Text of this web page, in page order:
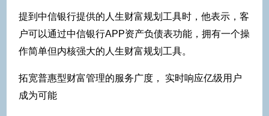
提到中信银行提供的人生财富规划工具时，他表示，客
户可以通过中信银行APP资产负债表功能，拥有一个操
作简单但内核强大的人生财富规划工具。
拓宽普惠型财富管理的服务广度， 实时响应亿级用户
成为可能